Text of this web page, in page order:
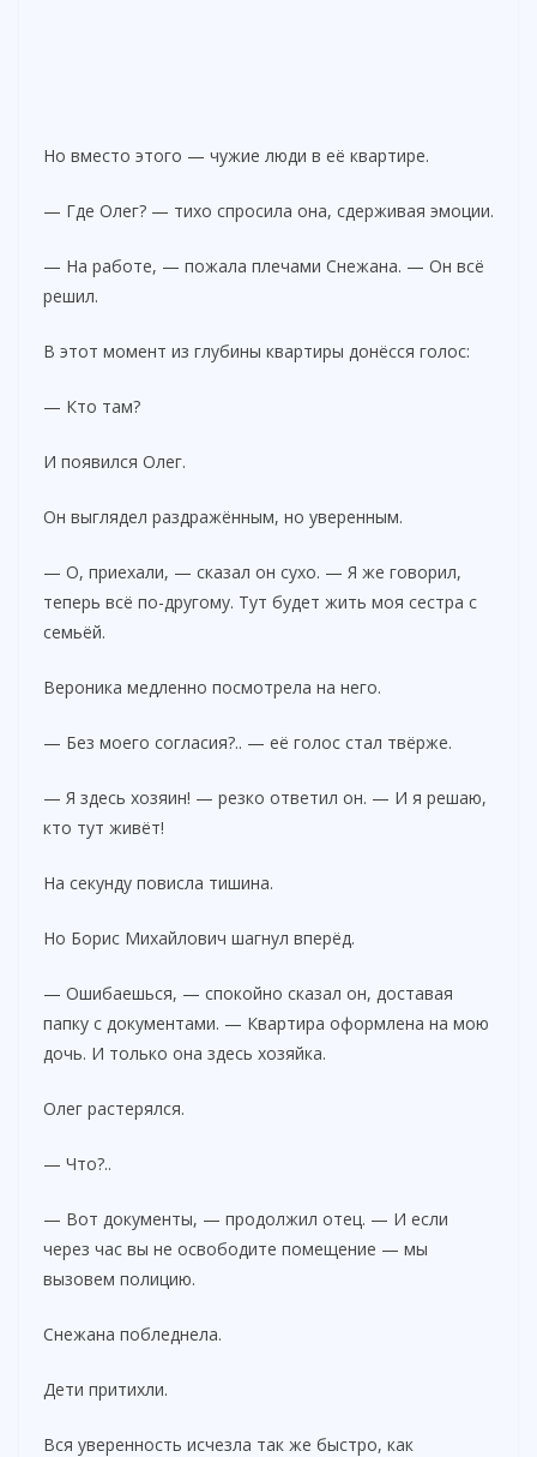
Но вместо этого — чужие люди в её квартире.
— Где Олег? — тихо спросила она, сдерживая эмоции.
— На работе, — пожала плечами Снежана. — Он всё
решил.
В этот момент из глубины квартиры донёсся голос:
— Кто там?
И появился Олег.
Он выглядел раздражённым, но уверенным.
— О, приехали, — сказал он сухо. — Я же говорил,
теперь всё по-другому. Тут будет жить моя сестра с
семьёй.
Вероника медленно посмотрела на него.
— Без моего согласия?.. — её голос стал твёрже.
— Я здесь хозяин! — резко ответил он. — И я решаю,
кто тут живёт!
На секунду повисла тишина.
Но Борис Михайлович шагнул вперёд.
— Ошибаешься, — спокойно сказал он, доставая
папку с документами. — Квартира оформлена на мою
дочь. И только она здесь хозяйка.
Олег растерялся.
— Что?..
— Вот документы, — продолжил отец. — И если
через час вы не освободите помещение — мы
вызовем полицию.
Снежана побледнела.
Дети притихли.
Вся уверенность исчезла так же быстро, как